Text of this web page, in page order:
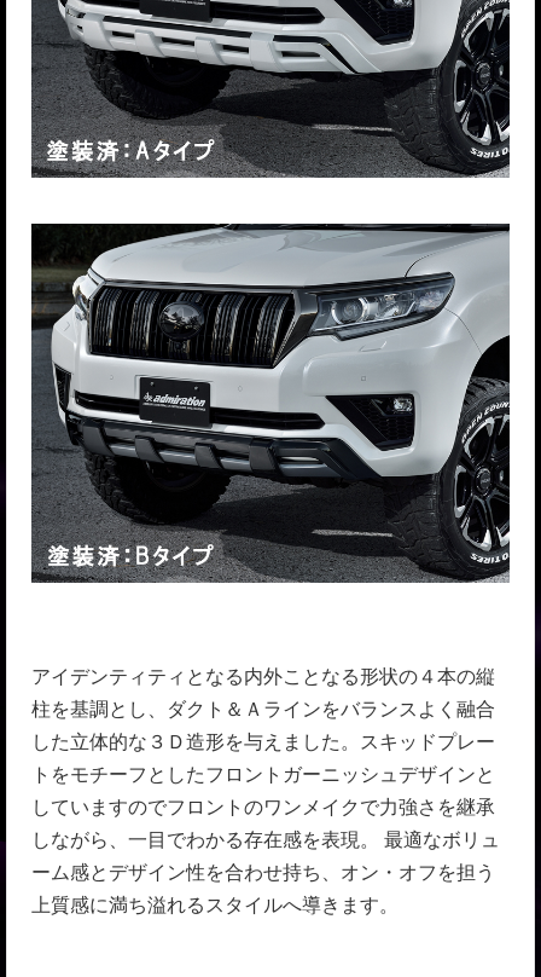
アイデンティティとなる内外ことなる形状の４本の縦
柱を基調とし、ダクト＆Ａラインをバランスよく融合
した立体的な３Ｄ造形を与えました。スキッドプレー
トをモチーフとしたフロントガーニッシュデザインと
していますのでフロントのワンメイクで力強さを継承
しながら、一目でわかる存在感を表現。 最適なボリュ
ーム感とデザイン性を合わせ持ち、オン・オフを担う
上質感に満ち溢れるスタイルへ導きます。